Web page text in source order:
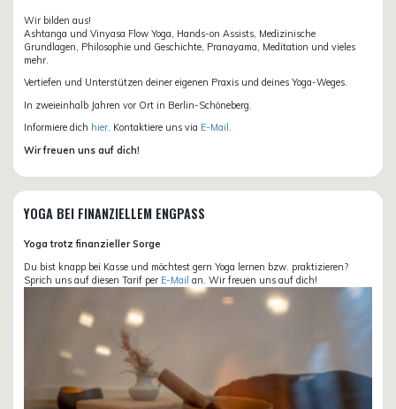
Wir bilden aus!
Ashtanga und Vinyasa Flow Yoga, Hands-on Assists, Medizinische
Grundlagen, Philosophie und Geschichte, Pranayama, Meditation und vieles
mehr.
Vertiefen und Unterstützen deiner eigenen Praxis und deines Yoga-Weges.
In zweieinhalb Jahren vor Ort in Berlin-Schöneberg.
Informiere dich hier. Kontaktiere uns via E-Mail.
Wir freuen uns auf dich!
YOGA BEI FINANZIELLEM ENGPASS
Yoga trotz finanzieller Sorge
Du bist knapp bei Kasse und möchtest gern Yoga lernen bzw. praktizieren?
Sprich uns auf diesen Tarif per E-Mail an. Wir freuen uns auf dich!